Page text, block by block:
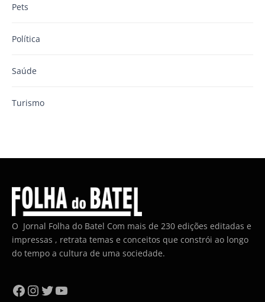
Pets
Política
Saúde
Turismo
O Jornal Folha do Batel Com mais de 230 edições editadas e
impressas , retrata temas e conceitos que constrói ao longo
do tempo a cultura de uma sociedade.
Facebook
Instagram
Twitter
YouTube